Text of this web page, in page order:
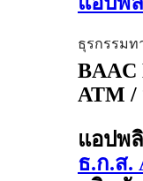
ธุรกรรมท
BAAC
ATM /
แอปพ
ธ.ก.ส.